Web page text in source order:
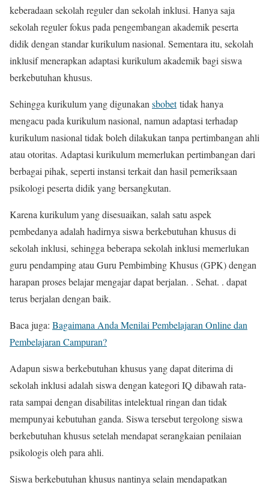
keberadaan sekolah reguler dan sekolah inklusi. Hanya saja
sekolah reguler fokus pada pengembangan akademik peserta
didik dengan standar kurikulum nasional. Sementara itu, sekolah
inklusif menerapkan adaptasi kurikulum akademik bagi siswa
berkebutuhan khusus.
Sehingga kurikulum yang digunakan sbobettidak hanya
mengacu pada kurikulum nasional, namun adaptasi terhadap
kurikulum nasional tidak boleh dilakukan tanpa pertimbangan ahli
atau otoritas. Adaptasi kurikulum memerlukan pertimbangan dari
berbagai pihak, seperti instansi terkait dan hasil pemeriksaan
psikologi peserta didik yang bersangkutan.
Karena kurikulum yang disesuaikan, salah satu aspek
pembedanya adalah hadirnya siswa berkebutuhan khusus di
sekolah inklusi, sehingga beberapa sekolah inklusi memerlukan
guru pendamping atau Guru Pembimbing Khusus (GPK) dengan
harapan proses belajar mengajar dapat berjalan. . Sehat. . dapat
terus berjalan dengan baik.
Baca juga: Bagaimana Anda Menilai Pembelajaran Online dan
Pembelajaran Campuran?
Adapun siswa berkebutuhan khusus yang dapat diterima di
sekolah inklusi adalah siswa dengan kategori IQ dibawah rata-
rata sampai dengan disabilitas intelektual ringan dan tidak
mempunyai kebutuhan ganda. Siswa tersebut tergolong siswa
berkebutuhan khusus setelah mendapat serangkaian penilaian
psikologis oleh para ahli.
Siswa berkebutuhan khusus nantinya selain mendapatkan